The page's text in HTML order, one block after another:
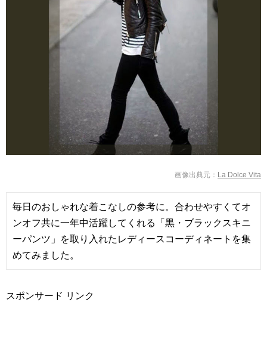
La Dolce Vita
毎日のおしゃれな着こなしの参考に。合わせやすくてオ
ンオフ共に一年中活躍してくれる「黒・ブラックスキニ
ーパンツ」を取り入れたレディースコーディネートを集
めてみました。
スポンサード リンク
アクセサリー小物